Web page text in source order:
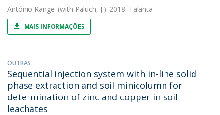
António Rangel (with Paluch, J.). 2018. Talanta
MAIS INFORMAÇÕES
OUTRAS
Sequential injection system with in-line solid
phase extraction and soil minicolumn for
determination of zinc and copper in soil
leachates